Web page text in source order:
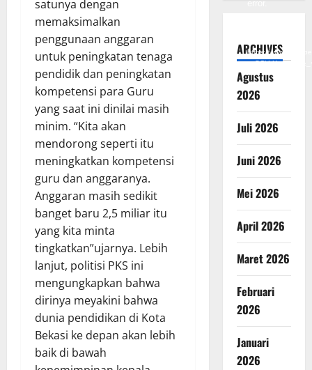
satunya dengan
memaksimalkan
penggunaan anggaran
untuk peningkatan tenaga
pendidik dan peningkatan
kompetensi para Guru
yang saat ini dinilai masih
minim. “Kita akan
mendorong seperti itu
meningkatkan kompetensi
guru dan anggaranya.
Anggaran masih sedikit
banget baru 2,5 miliar itu
yang kita minta
tingkatkan”ujarnya. Lebih
lanjut, politisi PKS ini
mengungkapkan bahwa
dirinya meyakini bahwa
dunia pendidikan di Kota
Bekasi ke depan akan lebih
baik di bawah
error.
https://
ARCHIVES
Agustus
2026
Juli 2026
Juni 2026
Mei 2026
April 2026
Maret 2026
Februari
2026
Januari
2026